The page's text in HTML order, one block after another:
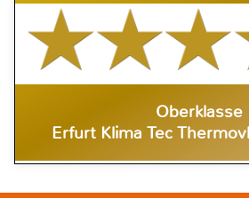
Oberklasse
Erfurt Klima Tec